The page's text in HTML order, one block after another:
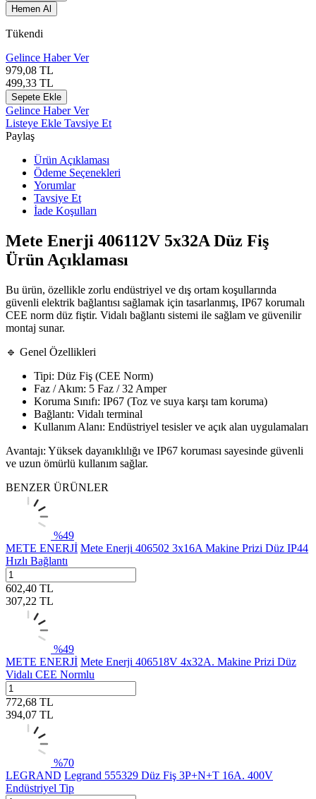
Hemen Al
Tükendi
Gelince Haber Ver
979,08 TL
499,33 TL
Sepete Ekle
Gelince Haber Ver
Listeye Ekle Tavsiye Et
Paylaş
Ürün Açıklaması
Ödeme Seçenekleri
Yorumlar
Tavsiye Et
İade Koşulları
Mete Enerji 406112V 5x32A Düz Fiş
Ürün Açıklaması
Bu ürün, özellikle zorlu endüstriyel ve dış ortam koşullarında
güvenli elektrik bağlantısı sağlamak için tasarlanmış, IP67 korumalı
CEE norm düz fiştir. Vidalı bağlantı sistemi ile sağlam ve güvenilir
montaj sunar.
🔹 Genel Özellikleri
Tipi: Düz Fiş (CEE Norm)
Faz / Akım: 5 Faz / 32 Amper
Koruma Sınıfı: IP67 (Toz ve suya karşı tam koruma)
Bağlantı: Vidalı terminal
Kullanım Alanı: Endüstriyel tesisler ve açık alan uygulamaları
Avantajı: Yüksek dayanıklılığı ve IP67 koruması sayesinde güvenli
ve uzun ömürlü kullanım sağlar.
BENZER ÜRÜNLER
%49
METE ENERJİ Mete Enerji 406502 3x16A Makine Prizi Düz IP44
Hızlı Bağlantı
602,40 TL
307,22 TL
%49
METE ENERJİ Mete Enerji 406518V 4x32A. Makine Prizi Düz
Vidalı CEE Normlu
772,68 TL
394,07 TL
%70
LEGRAND Legrand 555329 Düz Fiş 3P+N+T 16A. 400V
Endüstriyel Tip